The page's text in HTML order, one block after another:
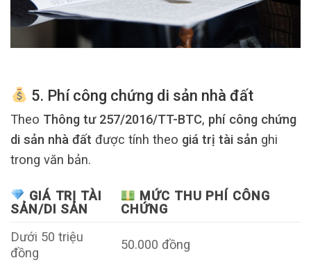
5. Phí công chứng di sản nhà đất
Theo Thông tư 257/2016/TT-BTC, phí công chứng
di sản nhà đất được tính theo giá trị tài sản ghi
trong văn bản.
GIÁ TRỊ TÀI
SẢN/DI SẢN
MỨC THU PHÍ CÔNG
CHỨNG
Dưới 50 triệu
đồng
50.000 đồng